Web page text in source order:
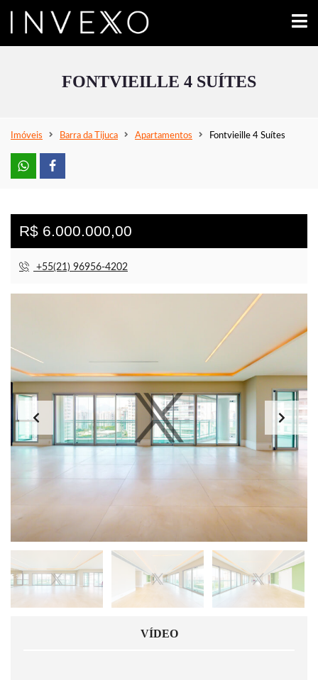
FONTVIEILLE 4 SUÍTES
Imóveis Barra da Tijuca Apartamentos Fontvieille 4 Suítes
R$ 6.000.000,00
+55(21) 96956-4202
VÍDEO